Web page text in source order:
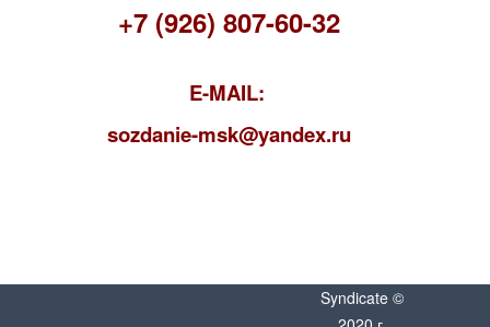
+7 (926) 807-60-32
E-MAIL:
sozdanie-msk@yandex.ru
Syndicate ©